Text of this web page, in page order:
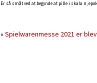
Er så småt ved at begynde at pille i skala n,
«Spielwarenmesse 2021 er